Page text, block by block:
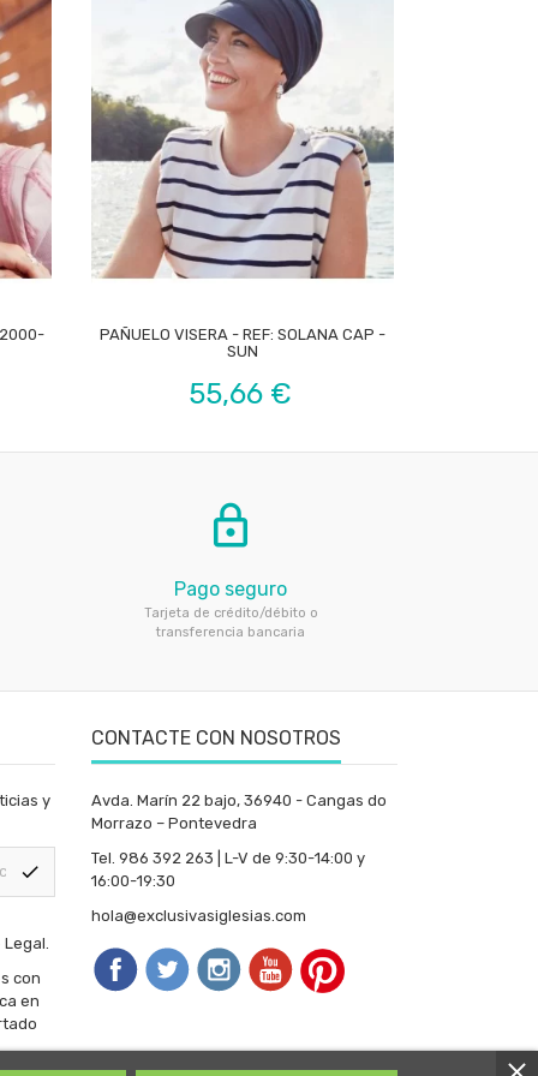
2000- 
PAÑUELO VISERA - REF: SOLANA CAP -
SUN
Precio
55,66 €
lock_outline
Pago seguro
Tarjeta de crédito/débito o
transferencia bancaria
y
check
con
en
CONTACTE CON NOSOTROS
Avda. Marín 22 bajo, 36940 - Cangas do
Morrazo – Pontevedra
Tel. 986 392 263 | L-V de 9:30-14:00 y
16:00-19:30
hola@exclusivasiglesias.com